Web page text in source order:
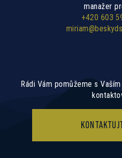
manažer
+420 603
Rádi Vám pomůžeme s